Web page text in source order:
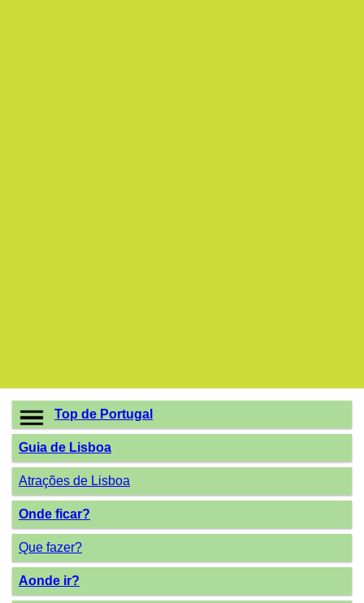
Top de Portugal
Guia de Lisboa
Atrações de Lisboa
Onde ficar?
Que fazer?
Aonde ir?